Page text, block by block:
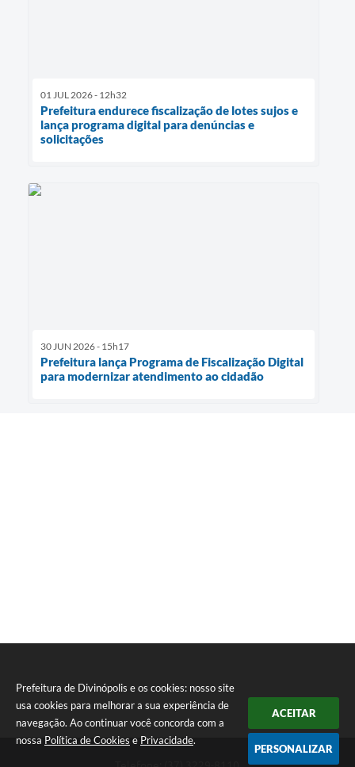
Prefeitura de Divinópolis e os cookies: nosso site
usa cookies para melhorar a sua experiência de
navegação. Ao continuar você concorda com a
nossa Política de Cookies e Privacidade.
ACEITAR
PERSONALIZAR
01 JUL 2026 - 12h32
Prefeitura endurece fiscalização de lotes sujos e
lança programa digital para denúncias e
solicitações
30 JUN 2026 - 15h17
Prefeitura lança Programa de Fiscalização Digital
para modernizar atendimento ao cidadão